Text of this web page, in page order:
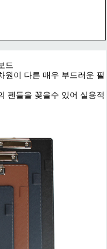
드
원이 다른 매우 부드러운 필
펜들을 꽂을수 있어 실용적